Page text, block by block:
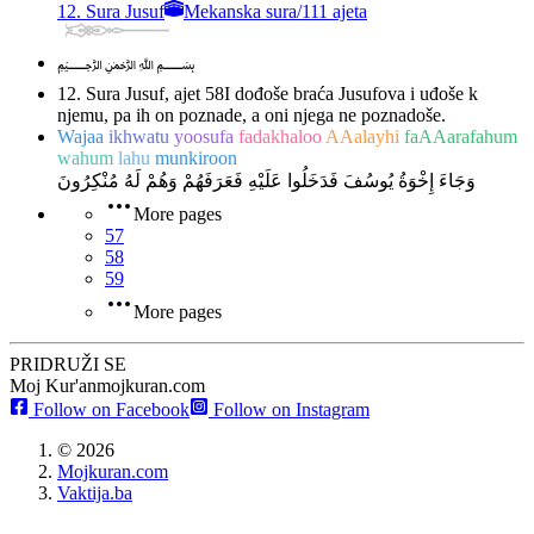
12. Sura Jusuf Mekanska sura/111 ajeta
﷽
12. Sura Jusuf, ajet 58I dođoše braća Jusufova i uđoše k
njemu, pa ih on poznade, a oni njega ne poznadoše.
Wajaa ikhwatu yoosufa fadakhaloo AAalayhi faAAarafahum
wahum lahu munkiroon
وَجَاءَ إِخْوَةُ يُوسُفَ فَدَخَلُوا عَلَيْهِ فَعَرَفَهُمْ وَهُمْ لَهُ مُنْكِرُونَ
More pages
57
58
59
More pages
PRIDRUŽI SE
Moj Kur'anmojkuran.com
Follow on Facebook
Follow on Instagram
© 2026
Mojkuran.com
Vaktija.ba